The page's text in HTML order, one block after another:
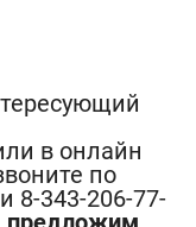
в онлайн
по
8-343-206-77-